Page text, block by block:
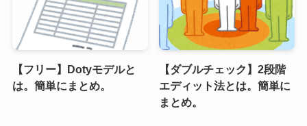
【フリー】Dotyモデルと
は。簡単にまとめ。
【ダブルチェック】2段階
エディット法とは。簡単に
まとめ。